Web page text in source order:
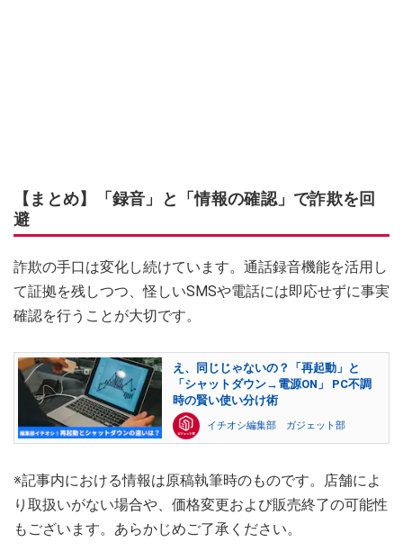
【まとめ】「録音」と「情報の確認」で詐欺を回
避
詐欺の手口は変化し続けています。通話録音機能を活用し
て証拠を残しつつ、怪しいSMSや電話には即応せずに事実
確認を行うことが大切です。
え、同じじゃないの？「再起動」と
「シャットダウン→電源ON」 PC不調
時の賢い使い分け術
イチオシ編集部 ガジェット部
※記事内における情報は原稿執筆時のものです。店舗によ
り取扱いがない場合や、価格変更および販売終了の可能性
もございます。あらかじめご了承ください。